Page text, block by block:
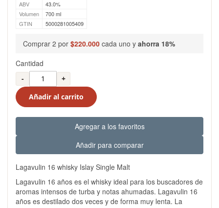
ABV
43.0%
Volumen
700 ml
GTIN
5000281005409
Comprar 2 por $220.000 cada uno y ahorra 18%
Cantidad
-
+
Añadir al carrito
Agregar a los favoritos
Añadir para comparar
Lagavulin 16 whisky Islay Single Malt
Lagavulin 16 años es el whisky ideal para los buscadores de
aromas intensos de turba y notas ahumadas. Lagavulin 16
años es destilado dos veces y de forma muy lenta. La